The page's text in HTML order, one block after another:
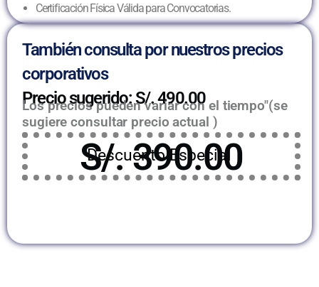
Certificación Física Válida para Convocatorias.
También consulta por nuestros precios
corporativos
Precio sugerido: S/. 490.00
Los precios pueden variar con el tiempo"(se
sugiere consultar precio actual )
Descuento Especial
S/. 390.00